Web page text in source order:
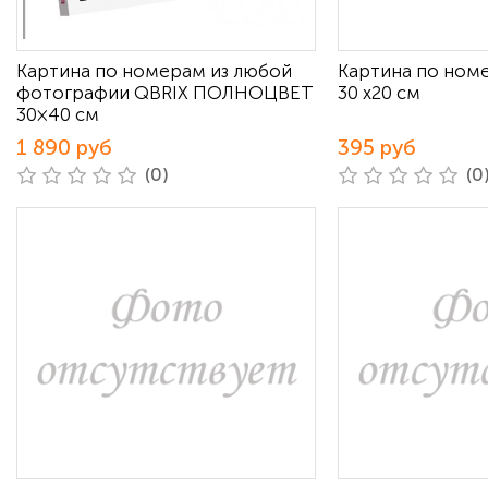
Картина по номерам из любой
фотографии QBRIX ПОЛНОЦВЕТ
30×40 см
1 890 руб
(0)
Картина по
30 х20 см
395 руб